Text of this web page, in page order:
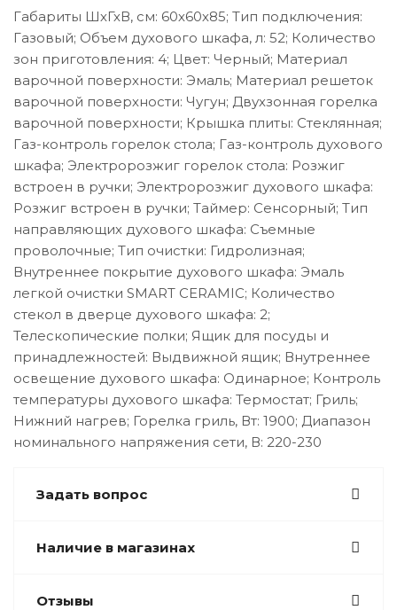
Габариты ШхГхВ, см: 60х60х85; Тип подключения:
Газовый; Объем духового шкафа, л: 52; Количество
зон приготовления: 4; Цвет: Черный; Материал
варочной поверхности: Эмаль; Материал решеток
варочной поверхности: Чугун; Двухзонная горелка
варочной поверхности; Крышка плиты: Стеклянная;
Газ-контроль горелок стола; Газ-контроль духового
шкафа; Электророзжиг горелок стола: Розжиг
встроен в ручки; Электророзжиг духового шкафа:
Розжиг встроен в ручки; Таймер: Сенсорный; Тип
направляющих духового шкафа: Съемные
проволочные; Тип очистки: Гидролизная;
Внутреннее покрытие духового шкафа: Эмаль
легкой очистки SMART CERAMIC; Количество
стекол в дверце духового шкафа: 2;
Телескопические полки; Ящик для посуды и
принадлежностей: Выдвижной ящик; Внутреннее
освещение духового шкафа: Одинарное; Контроль
температуры духового шкафа: Термостат; Гриль;
Нижний нагрев; Горелка гриль, Вт: 1900; Диапазон
номинального напряжения сети, В: 220-230
Задать вопрос
Наличие в магазинах
Отзывы